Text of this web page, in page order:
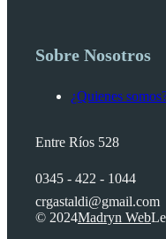
Sobre Nosotros
¿Quienes
Entre Ríos 528
0345 - 422 - 1044
crgastaldi@gmail.com
© 2024Madryn Web